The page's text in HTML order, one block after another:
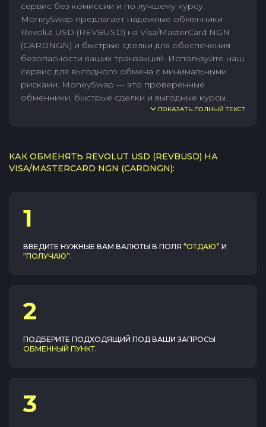
сервис без комиссии и по лучшему курсу.
MoneySwap предлагает надежные обменники
Revolut USD (REVBUSD) на Visa/MasterCard NGN
(CARDNGN) и быстрые сделки для обеспечения
безопасности ваших транзакций. Используйте наш
сервис для выгодного обмена с минимальными
рисками. MoneySwap — это проверенные
обменники, быстрые сделки и выгодные курсы.
ПОКАЗАТЬ ПОЛНЫЙ ТЕКСТ
КАК ОБМЕНЯТЬ REVOLUT USD (REVBUSD) НА
VISA/MASTERCARD NGN (CARDNGN):
1
ВВЕДИТЕ НУЖНЫЕ ВАМ ВАЛЮТЫ В ПОЛЯ “ОТДАЮ” И
“ПОЛУЧАЮ”.
2
ПОДБЕРИТЕ ПОДХОДЯЩИЙ ПОД ВАШИ ЗАПРОСЫ
ОБМЕННЫЙ ПУНКТ.
3